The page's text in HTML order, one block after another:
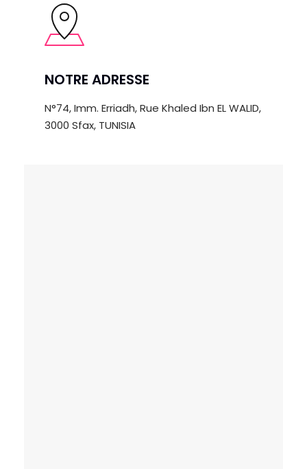
NOTRE ADRESSE
N°74, Imm. Erriadh, Rue Khaled Ibn EL WALID,
3000 Sfax, TUNISIA